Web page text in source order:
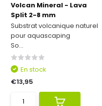
Volcan Mineral - Lava
Split 2-8 mm
Substrat volcanique naturel
pour aquascaping
So...
En stock
€13,95